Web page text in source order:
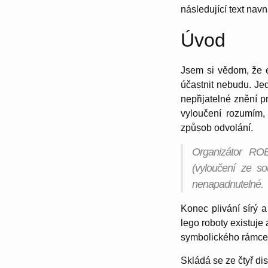
následující text
Úvod
Jsem si vědom, že
účastnit nebudu.
nepřijatelné znění
vyloučení
způsob odvolání.
Organizátor
(vyloučení ze
nenapadnutelné.
Konec plivání sírý
lego roboty
symbolického
Skládá se ze čtyř